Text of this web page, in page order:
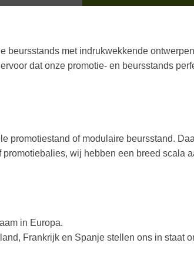
beursstands met indrukwekkende
dat onze promotie- en beursstands
promotiestand of modulaire beursstand.
wij hebben een breed scala
in Europa.
Frankrijk en Spanje stellen ons in staat